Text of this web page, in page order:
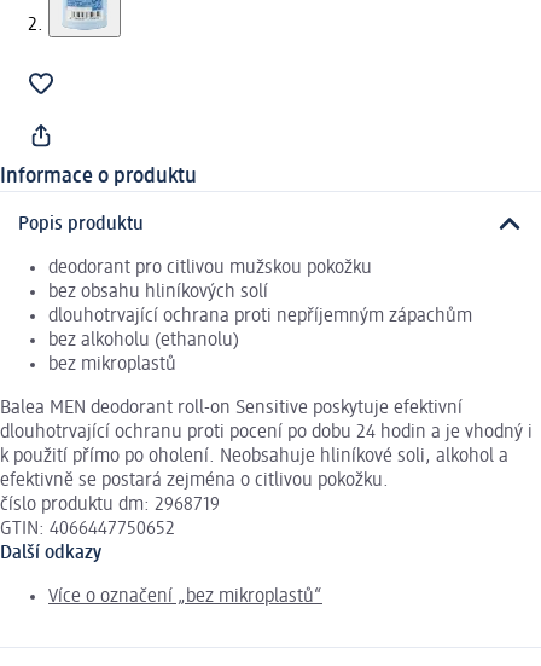
Informace o produktu
Popis produktu
deodorant pro citlivou mužskou pokožku
bez obsahu hliníkových solí
dlouhotrvající ochrana proti nepříjemným zápachům
bez alkoholu (ethanolu)
bez mikroplastů
Balea MEN deodorant roll-on Sensitive poskytuje efektivní
dlouhotrvající ochranu proti pocení po dobu 24 hodin a je vhodný i
k použití přímo po oholení. Neobsahuje hliníkové soli, alkohol a
efektivně se postará zejména o citlivou pokožku.
číslo produktu dm: 2968719
GTIN: 4066447750652
Další odkazy
Více o označení „bez mikroplastů“